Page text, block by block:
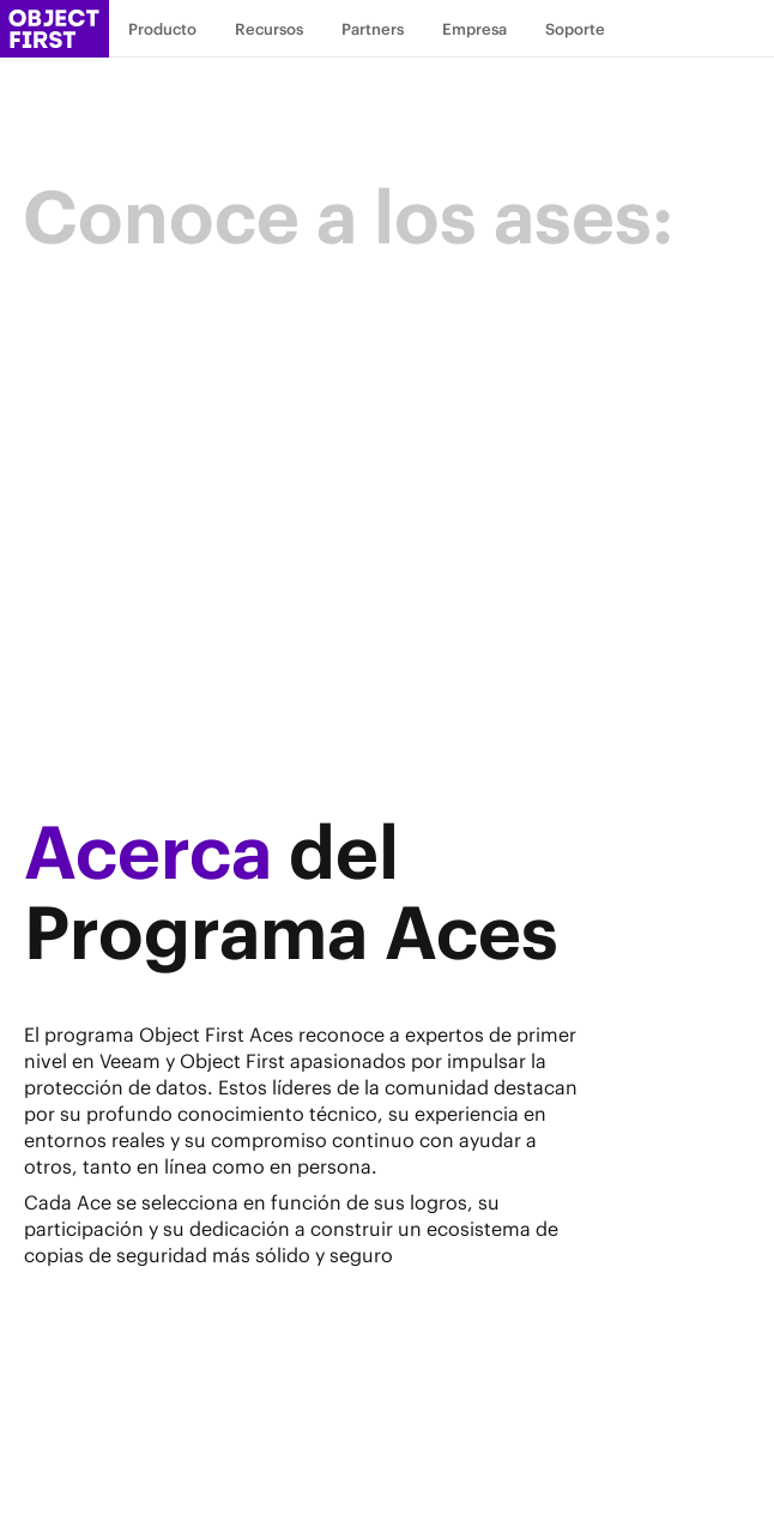
Producto Recursos Partners Empresa Soporte
Conoce a los ases:
Acerca del
Programa Aces
El programa Object First Aces reconoce a expertos de primer
nivel en Veeam y Object First apasionados por impulsar la
protección de datos. Estos líderes de la comunidad destacan
por su profundo conocimiento técnico, su experiencia en
entornos reales y su compromiso continuo con ayudar a
otros, tanto en línea como en persona.
Cada Ace se selecciona en función de sus logros, su
participación y su dedicación a construir un ecosistema de
copias de seguridad más sólido y seguro